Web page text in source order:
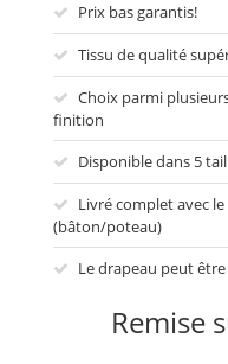
Prix bas garantis!
Tissu de qualité
Choix parmi
finition
Disponible dans 5
Livré complet avec
(bâton/poteau)
Le drapeau peut
Remise